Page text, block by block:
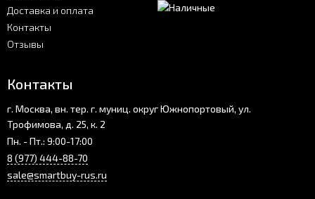
Доставка и оплата
Контакты
Отзывы
Контакты
г. Москва, вн. тер. г. муниц. округ Южнопортовый, ул.
Трофимова, д. 25, к. 2
Пн. - Пт.: 9:00-17:00
8 (977) 444-88-70
sale@smartbuy-rus.ru